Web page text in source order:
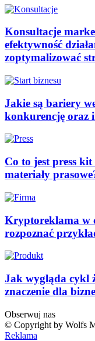
Konsultacje
efektywność
zoptymalizować
Jakie są bariery
konkurencję oraz
Co to jest press
materiały
Kryptoreklama w
rozpoznać
Jak wygląda cykl
znaczenie dla
Obserwuj nas
© Copyright by Wolfs
Reklama